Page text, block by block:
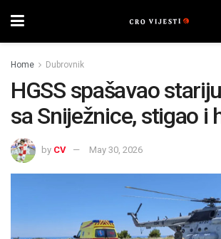
Home Dubrovnik
HGSS spašavao
sa Sniježnice, stigao i
by CV May 30, 2026